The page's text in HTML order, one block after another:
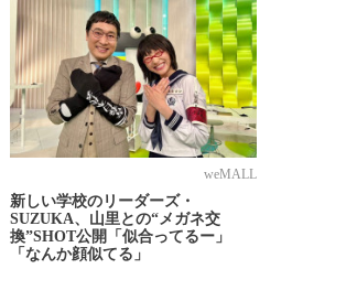
weMALL
新しい学校のリーダーズ・
SUZUKA、山里との“メガネ交
換”SHOT公開「似合ってるー」
「なんか顔似てる」